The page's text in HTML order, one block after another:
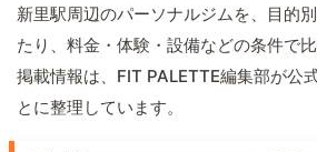
新里駅周辺のパーソナルジムを、目的
たり、料金・体験・設備などの条件で
掲載情報は、FIT PALETTE編集部が公
とに整理しています。